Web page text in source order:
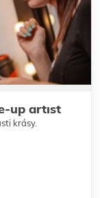
up artist
krásy.